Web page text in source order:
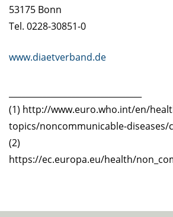
53175 Bonn
Tel. 0228-30851-0
www.diaetverband.de
(1) http://www.euro.who.int/en/
topics/noncommunicable-diseases/
(2)
https://ec.europa.eu/health/